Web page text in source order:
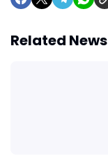
Related News